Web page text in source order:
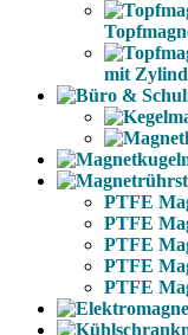
mit
PTFE
PTFE
PTFE
PTFE
PTFE